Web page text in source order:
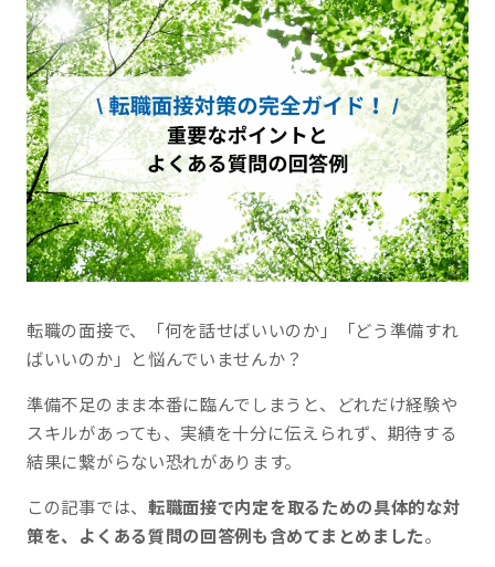
転職の面接で、「何を話せばいいのか」「どう準備すれ
ばいいのか」と悩んでいませんか？
準備不足のまま本番に臨んでしまうと、どれだけ経験や
スキルがあっても、実績を十分に伝えられず、期待する
結果に繋がらない恐れがあります。
この記事では、 転職面接で内定を取るための具体的な対
策を、よくある質問の回答例も含めてまとめました。